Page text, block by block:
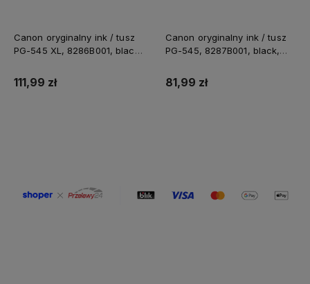
Canon oryginalny ink / tusz
PG-545 XL, 8286B001, black,
111,99 zł
Canon oryginalny ink / tusz
PG-545, 8287B001, black,
81,99 zł